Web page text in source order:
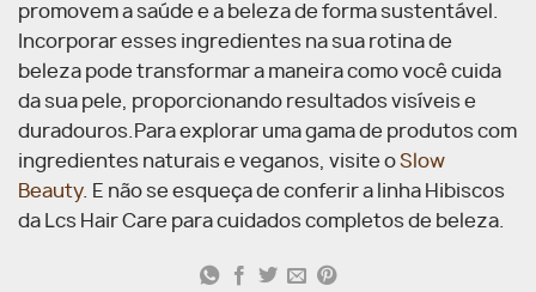
promovem a saúde e a beleza de forma sustentável.
Incorporar esses ingredientes na sua rotina de
beleza pode transformar a maneira como você cuida
da sua pele, proporcionando resultados visíveis e
duradouros.Para explorar uma gama de produtos com
ingredientes naturais e veganos, visite oSlow
Beauty. E não se esqueça de conferir a linha Hibiscos
da Lcs Hair Care para cuidados completos de beleza.